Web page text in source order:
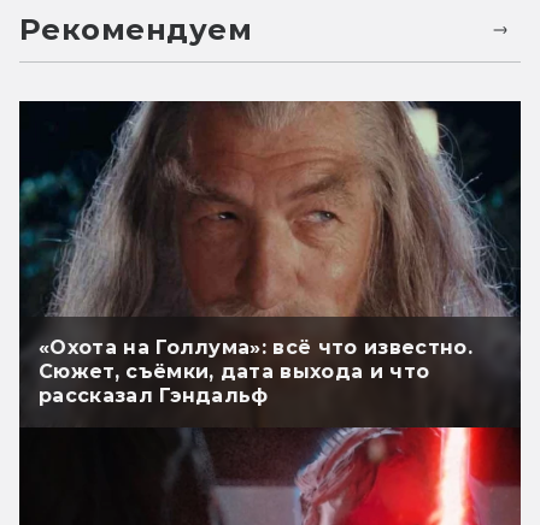
Рекомендуем
«Охота на Голлума»: всё что известно.
Сюжет, съёмки, дата выхода и что
рассказал Гэндальф